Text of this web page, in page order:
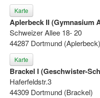
Karte
Aplerbeck II (Gymnasium
Schweizer Allee 18- 20
44287 Dortmund (Aplerbeck)
Karte
Brackel I (Geschwister-
Haferfeldstr.3
44309 Dortmund (Brackel)